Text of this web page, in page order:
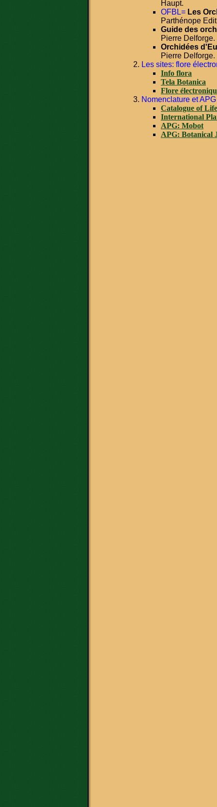
Haupt.
OFBL= Les
Parthénope
Guide des
Pierre
Orchidées
Pierre
Les sites: flore
Info flora
Tela Botanica
Flore
Nomenclature et APG
Catalogue of Life
International
APG: Mobot
APG: Botanical